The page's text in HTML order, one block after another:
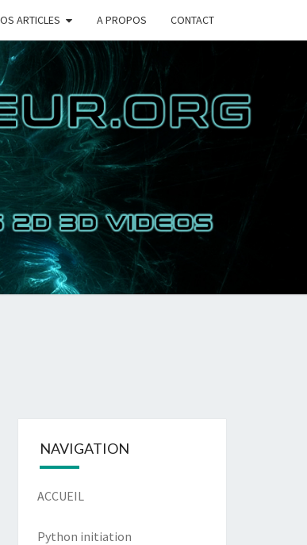
ARTICLES A PROPOS CONTACT
DU
NAVIGATION
ACCUEIL
Python initiation